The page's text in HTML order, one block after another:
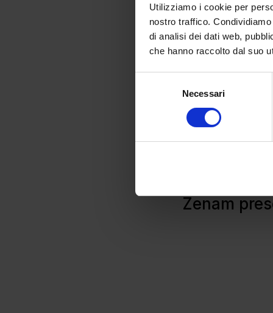
Utilizziamo i cookie per
nostro traffico.
di analisi dei dati web,
che hanno raccolto dal suo
Necessari
Zenam